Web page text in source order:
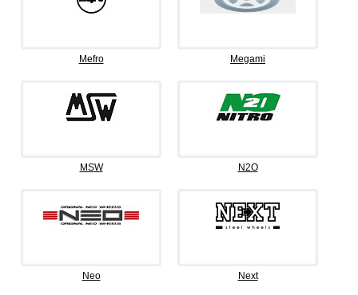
Mefro Megami
MSW N2O
Neo Next